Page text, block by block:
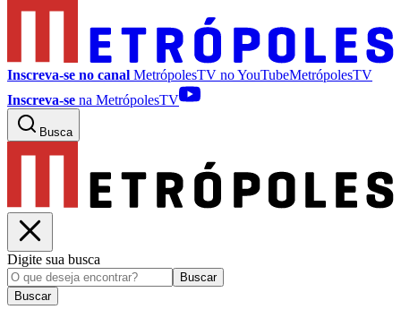
Inscreva-se no canal MetrópolesTV noYouTubeMetrópolesTV
Inscreva-se na MetrópolesTV
Busca
Digite sua busca
Buscar
Buscar